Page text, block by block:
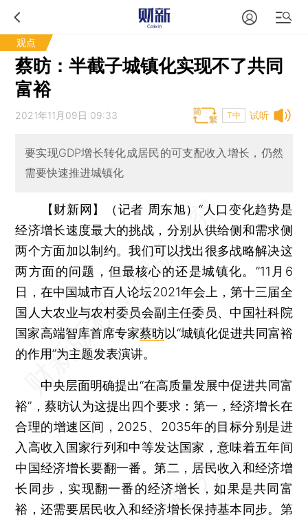
观点
蔡昉：半截子城镇化实现不了共同
富裕
试听
2021年11月09日 09:33 T中
要实现GDP增长转化成居民的可支配收入增长，仍然
需要快速推进城镇化
【财新网】（记者 周东旭）“人口变化趋势是
经济增长速度最大的挑战，分别从供给侧和需求侧
两个方面加以制约。我们可以找出很多战略解决这
两方面的问题，但最核心的还是城镇化。”11月6
日，在中国城市百人论坛2021年会上，第十三届全
国人大农业与农村委员会副主任委员、中国社科院
国家高端智库首席专家蔡昉以“城镇化促进共同富裕
的作用”为主题发表演讲。
中央层面明确提出“在高质量发展中促进共同富
裕”，蔡昉认为这提出四个要求：第一，经济增长在
合理的增速区间，2025、2035年的目标分别是进
入高收入国家行列和中等发达国家，意味着五年间
中国经济增长要翻一番。第二，居民收入和经济增
长同步，实现翻一番的经济增长，如果是共同富
裕，还需要居民收入和经济增长保持基本同步。第